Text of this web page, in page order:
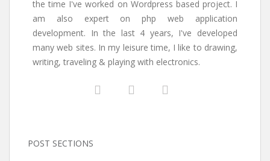
the time I've worked on Wordpress based project. I
am also expert on php web application
development. In the last 4 years, I've developed
many web sites. In my leisure time, I like to drawing,
writing, traveling & playing with electronics.
POST SECTIONS